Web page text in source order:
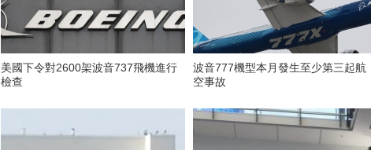
美國下令對2600架波音737飛機進行
檢查
波音777機型本月發生至少第三起航
空事故